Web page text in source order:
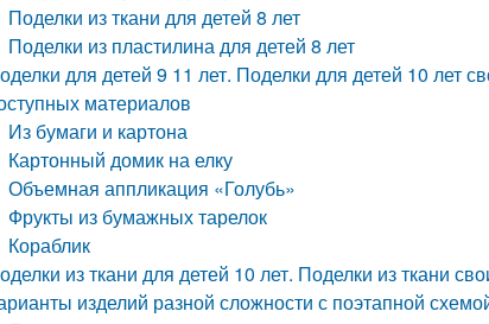
Поделки из ткани для детей 8 лет
Поделки из пластилина для детей 8 лет
для детей 9 11 лет. Поделки для детей 10 лет
материалов
Из бумаги и картона
Картонный домик на елку
Объемная аппликация «Голубь»
Фрукты из бумажных тарелок
Кораблик
из ткани для детей 10 лет. Поделки из ткани
изделий разной сложности с поэтапной